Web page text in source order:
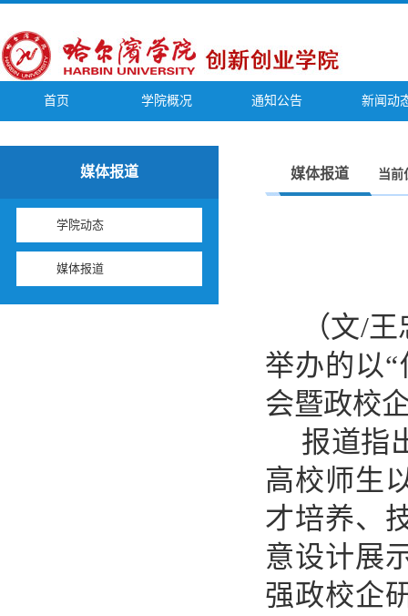
首页 学院概况 通知公告 新闻动
媒体报道
学院动态
媒体报道
媒体报道 当前
（文/王
举办的以
会暨政校
报道指
高校师生
才培养、
意设计展
强政校企